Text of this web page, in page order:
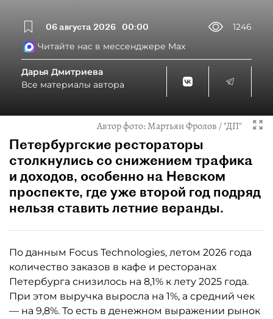
06 августа 2026 00:00
1246
Читайте нас в мессенджере Max
Дарья Дмитриева
Все материалы автора
Автор фото:Мартьян Фролов / "ДП"
Петербургские рестораторы
столкнулись со снижением трафика
и доходов, особенно на Невском
проспекте, где уже второй год подряд
нельзя ставить летние веранды.
По данным Focus Technologies, летом 2026 года
количество заказов в кафе и ресторанах
Петербурга снизилось на 8,1% к лету 2025 года.
При этом выручка выросла на 1%, а средний чек
— на 9,8%. То есть в денежном выражении рынок